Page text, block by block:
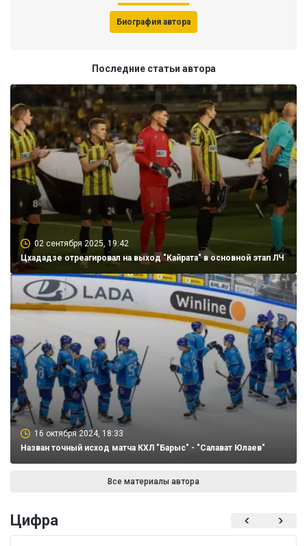
Биография автора
Последние статьи автора
02 сентября 2025, 19:42
Цхададзе отреагировал на выход "Кайрата" в основной этап ЛЧ
16 октября 2024, 18:33
Назван точный исход матча КХЛ "Барыс" - "Салават Юлаев"
Все материалы автора
Цифра